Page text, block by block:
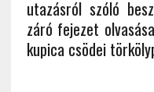
utazásról szóló
záró fejezet
kupica csödei